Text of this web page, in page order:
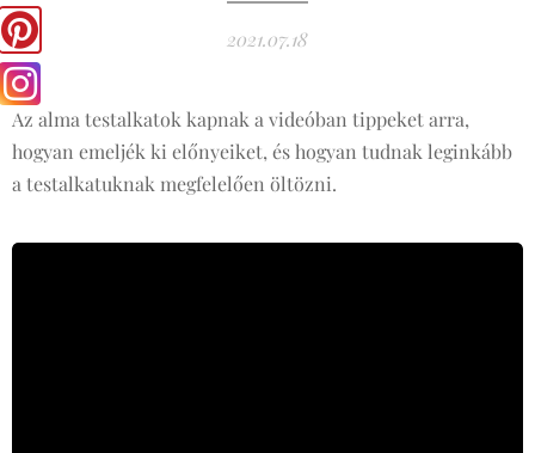
2021.07.18
Az alma testalkatok kapnak a videóban tippeket arra,
hogyan emeljék ki előnyeiket, és hogyan tudnak leginkább
a testalkatuknak megfelelően öltözni.